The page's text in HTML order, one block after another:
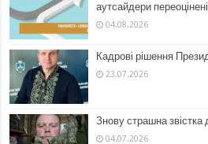
аутсайдери
04.08.2026
Кадрові рішення
23.07.2026
Знову страшна
04.07.2026